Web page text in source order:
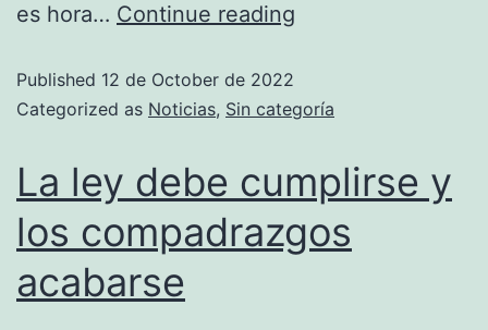
es hora… Continue reading
Published 12 de October de 2022
Categorized as Noticias, Sin categoría
La ley debe cumplirse y
los compadrazgos
acabarse